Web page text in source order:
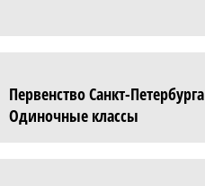
Первенство Санкт-
Одиночные классы